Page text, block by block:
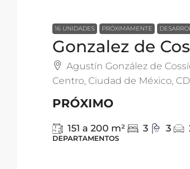
16 UNIDADES PRÓXIMAMENTE
Gonzalez de
Agustín González de
Centro, Ciudad de México,
PRÓXIMO
151 a 200 m² 3 3
DEPARTAMENTOS